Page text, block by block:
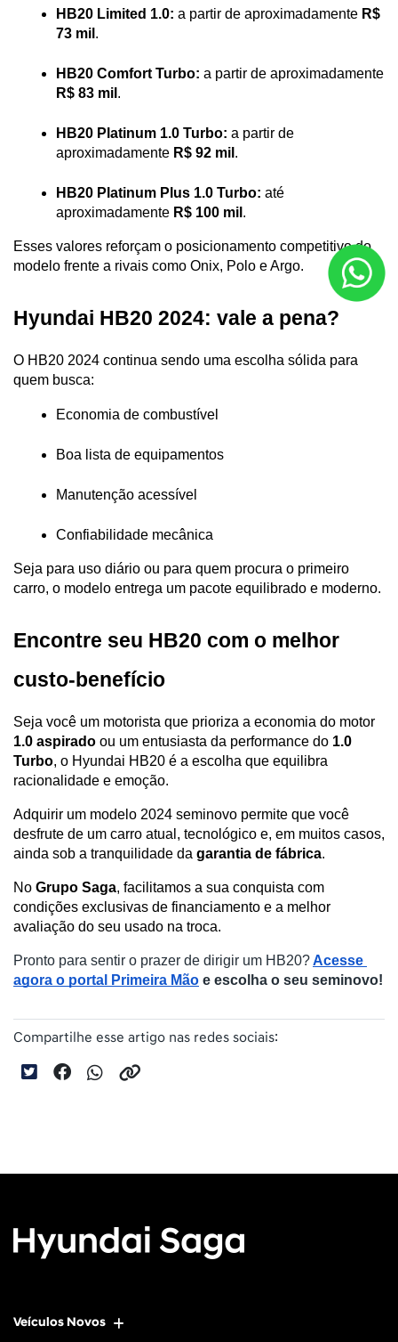
HB20 Limited 1.0: a partir de aproximadamente R$
73 mil .
HB20 Comfort Turbo:
R$ 83 mil .
HB20 Platinum 1.0 Turbo: a partir de
aproximadamente R$ 92 mil .
HB20 Platinum Plus 1.0 Turbo: até
aproximadamente R$ 100 mil .
Esses valores reforçam o posicionamento competitivo do
modelo frente a rivais como Onix, Polo e Argo.
Hyundai HB20 2024: vale a pena?
O HB20 2024 continua sendo uma escolha sólida para
quem busca:
Economia de combustível
Boa lista de equipamentos
Manutenção acessível
Confiabilidade mecânica
Seja para uso diário ou para quem procura o primeiro
carro, o modelo entrega um pacote equilibrado e moderno.
Encontre seu HB20 com o melhor
custo-benefício
1.0 aspirado ou um entusiasta da performance do 1.0
Turbo, o Hyundai HB20 é a escolha que equilibra
racionalidade e emoção.
Adquirir um modelo 2024 seminovo permite que você
desfrute de um carro atual, tecnológico e, em muitos casos,
ainda sob a tranquilidade da garantia de fábrica.
No Grupo Saga, facilitamos a sua conquista com
condições exclusivas de financiamento e a melhor
avaliação do seu usado na troca.
Pronto para sentir o prazer de dirigir um HB20?Acesse
agora o portal Primeira Mão e escolha o seu seminovo!
Compartilhe esse artigo nas redes sociais:
Veículos Novos